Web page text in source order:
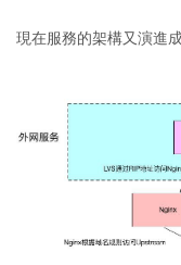
現在服務的架構又演進